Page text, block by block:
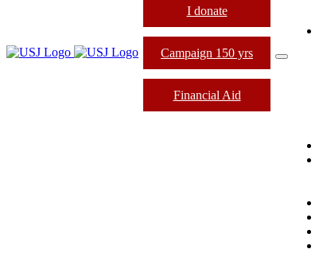
I donate
Campaign 150 yrs
Financial Aid